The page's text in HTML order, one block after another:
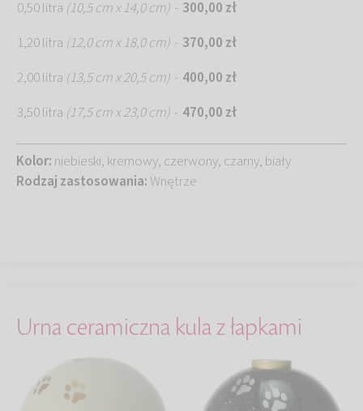
0,50 litra (10,5 cm x 14,0 cm) - 300,00 zł
1,20 litra (12,0 cm x 18,0 cm) - 370,00 zł
2,00 litra (13,5 cm x 20,5 cm) - 400,00 zł
3,50 litra (17,5 cm x 23,0 cm) - 470,00 zł
Kolor: niebieski, kremowy, czerwony, czarny, biały
Rodzaj zastosowania:Wnętrze
Urna ceramiczna kula z łapkami